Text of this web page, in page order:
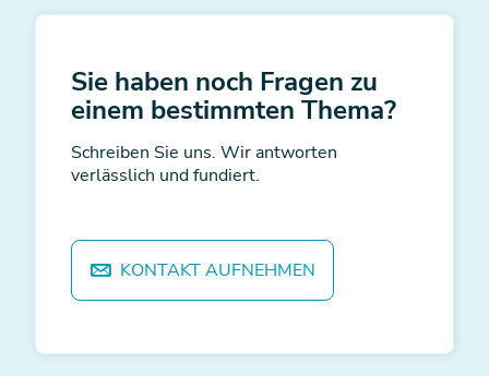
Sie haben noch Fragen zu
einem bestimmten Thema?
Schreiben Sie uns. Wir antworten
verlässlich und fundiert.
KONTAKT AUFNEHMEN